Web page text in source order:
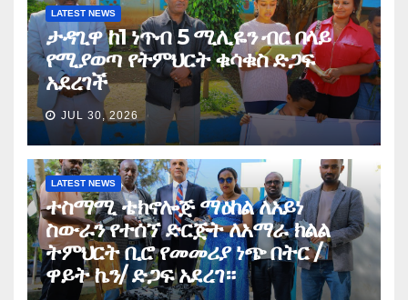
LATEST NEWS
ታዳጊዋ ከ1 ነጥብ 5 ሚሊዬን ብር በላይ
የሚያወጣ የትምህርት ቁሳቁስ ድጋፍ
አደረገች
JUL 30, 2026
LATEST NEWS
ተስማሚ ቴክኖሎጅ ማዕከል ለአይነ
ስውራን የተሰኘ ድርጅት ለአማራ ክልል
ትምህርት ቢሮ የመመሪያ ነጭ በትር /
ዋይት ኬን/ ድጋፍ አደረገ።